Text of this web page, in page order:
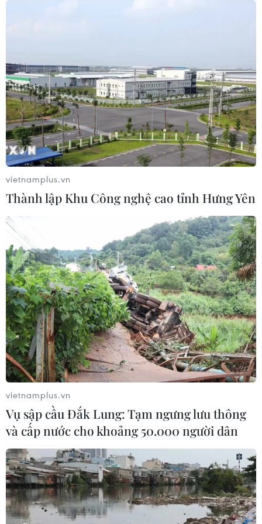
06/08/2026 15:34
lừa đảo "chạy án" tại Đắk Lắk
06/08/2026 15:07
Xem thêm
CƠ QUAN CHỦ QUẢN: THÔNG TẤN XÃ VIỆT NAM
Tổng Biên tập: TRẦN TIẾN DUẨN
Phó Tổng Biên tập: NGUYỄN THỊ TÁM, KHÚC THANH
THỦY
Sở hữu trí tuệ
Quy định sử dụng
RSS
Hỗ trợ
Ngôn ngữ
TTXVN
Dịch vụ tin
Quảng cáo
Liên hệ
Giấy phép số: 1374/GP-BTTTT do Bộ Thông tin và Truyền thông
cấp ngày 11/9/2008.
Quảng cáo: Phó TBT Nguyễn Thị Tám: 093.5958688, Email:
tamvna@gmail.com
Điện thoại: (024) 39411349 - (024) 39411348, Fax: (024)
vietnamplus.vn
Thành lập Khu Công nghệ cao tỉnh Hưng Yên
vietnamplus.vn
Vụ sập cầu Đắk Lung: Tạm ngưng lưu thông
và cấp nước cho khoảng 50.000 người dân